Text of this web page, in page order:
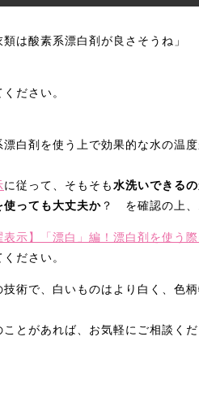
類は酸素系漂白剤が良さそうね」
ださい。
白剤を使う上で効果的な水の温
に従って、そもそも水洗いできるの
使っても大丈夫か ？ を確認の上、
表示】「漂白」編！漂白剤を使う
ださい。
技術で、白いものはより白く、色
とがあれば、お気軽にご相談くだ